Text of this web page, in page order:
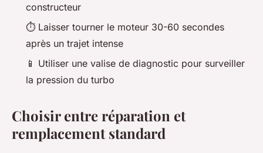
constructeur
⏱️ Laisser tourner le moteur 30-60 secondes
après un trajet intense
📱 Utiliser une valise de diagnostic pour surveiller
la pression du turbo
Choisir entre réparation et
remplacement standard